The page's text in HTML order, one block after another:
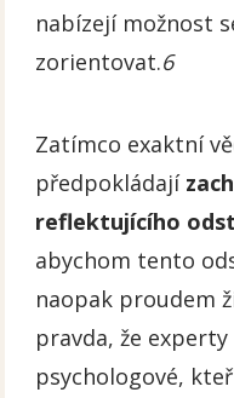
nabízejí možnost
zorientovat.6
Zatímco exaktní
předpokládají
reflektujícího
abychom tento
naopak proudem
pravda, že
psychologové,